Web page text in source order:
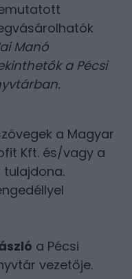
Manó
a Pécsi
.
a Magyar
Kft. és/vagy a
tulajdona.
a Pécsi
vezetője.